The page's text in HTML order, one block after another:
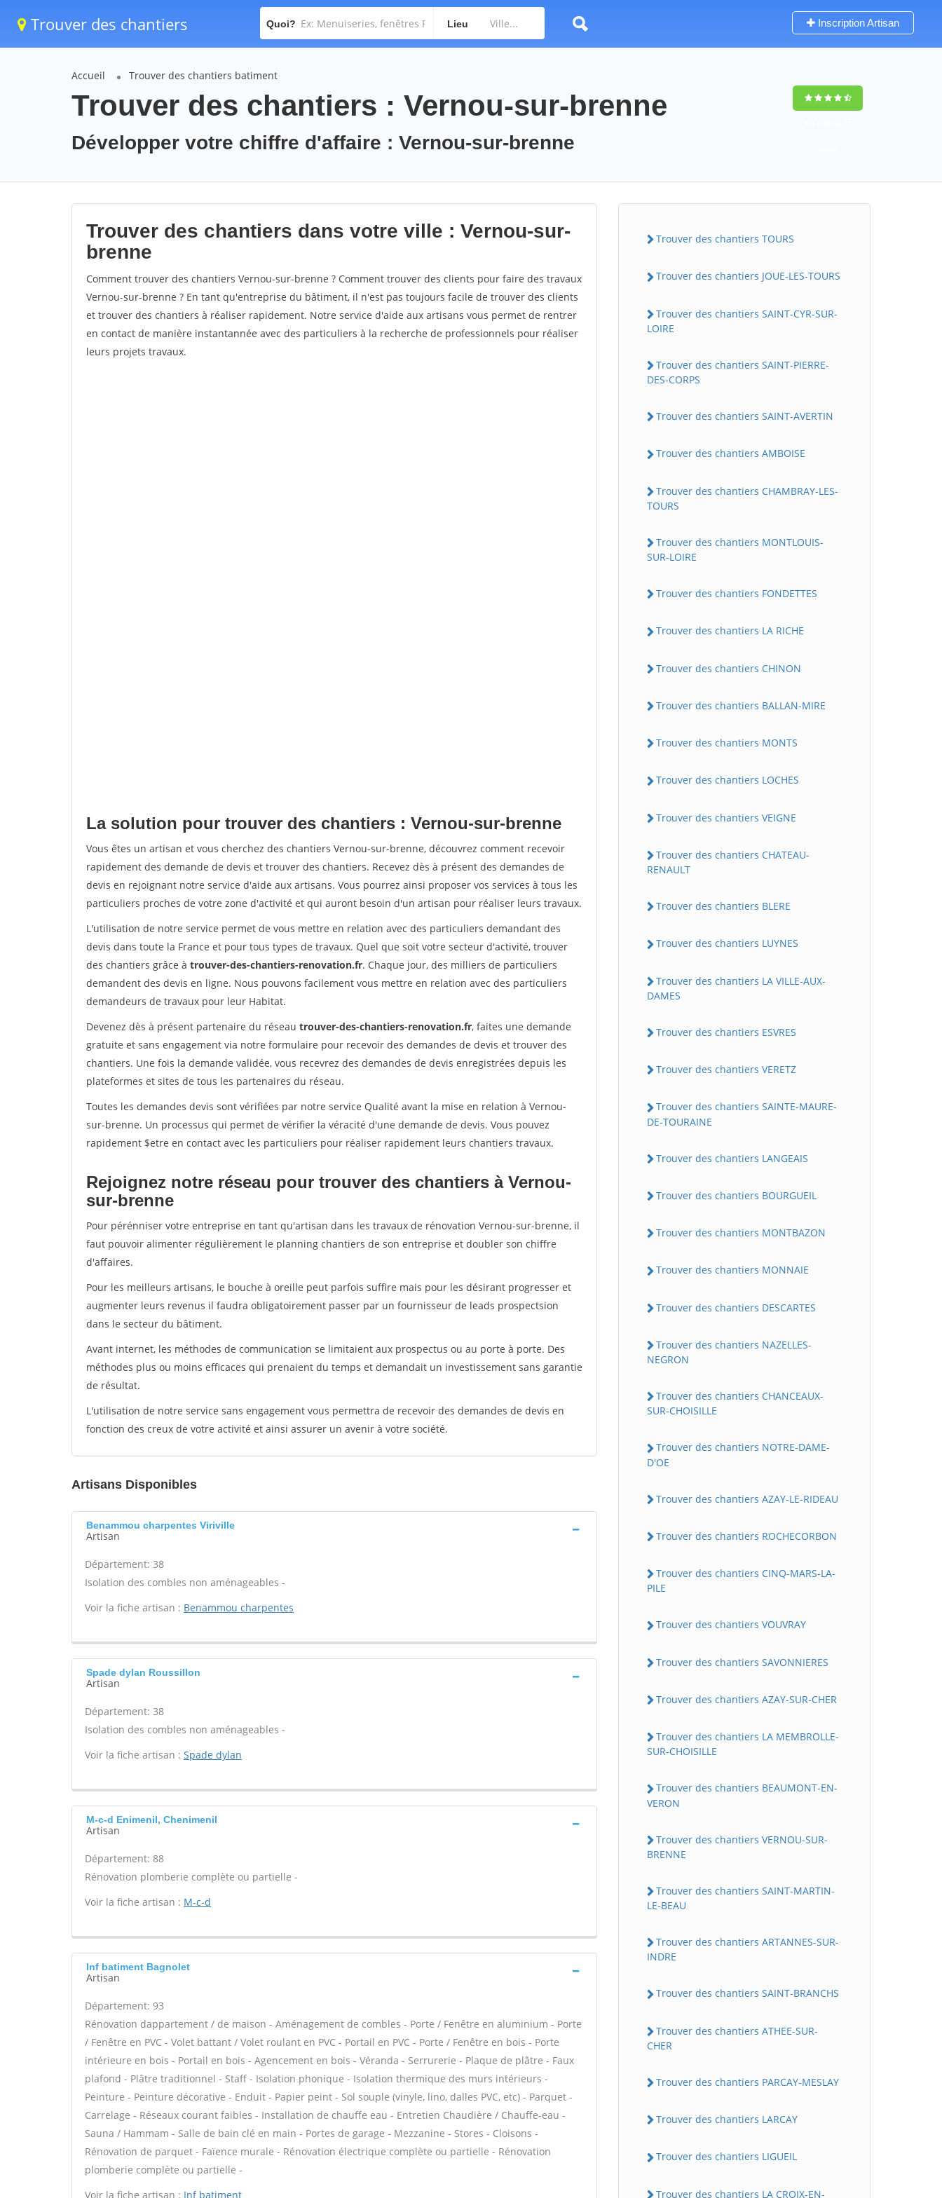
Trouver des chantiers Quoi? Lieu Inscription Artisan
Accueil Trouver des chantiers batiment
Trouver des chantiers : Vernou-sur-brenne
Développer votre chiffre d'affaire : Vernou-sur-brenne
Trouver des chantiers dans votre ville : Vernou-sur-
brenne
Comment trouver des chantiers Vernou-sur-brenne ? Comment trouver des clients pour faire des travaux
Vernou-sur-brenne ? En tant qu'entreprise du bâtiment, il n'est pas toujours facile de trouver des clients
et trouver des chantiers à réaliser rapidement. Notre service d'aide aux artisans vous permet de rentrer
en contact de manière instantannée avec des particuliers à la recherche de professionnels pour réaliser
leurs projets travaux.
La solution pour trouver des chantiers : Vernou-sur-brenne
Vous êtes un artisan et vous cherchez des chantiers Vernou-sur-brenne, découvrez comment recevoir
rapidement des demande de devis et trouver des chantiers. Recevez dès à présent des demandes de
devis en rejoignant notre service d'aide aux artisans. Vous pourrez ainsi proposer vos services à tous les
particuliers proches de votre zone d'activité et qui auront besoin d'un artisan pour réaliser leurs travaux.
L'utilisation de notre service permet de vous mettre en relation avec des particuliers demandant des
devis dans toute la France et pour tous types de travaux. Quel que soit votre secteur d'activité, trouver
des chantiers grâce à trouver-des-chantiers-renovation.fr. Chaque jour, des milliers de particuliers
demandent des devis en ligne. Nous pouvons facilement vous mettre en relation avec des particuliers
demandeurs de travaux pour leur Habitat.
Devenez dès à présent partenaire du réseau trouver-des-chantiers-renovation.fr, faites une demande
gratuite et sans engagement via notre formulaire pour recevoir des demandes de devis et trouver des
chantiers. Une fois la demande validée, vous recevrez des demandes de devis enregistrées depuis les
plateformes et sites de tous les partenaires du réseau.
Toutes les demandes devis sont vérifiées par notre service Qualité avant la mise en relation à Vernou-
sur-brenne. Un processus qui permet de vérifier la véracité d'une demande de devis. Vous pouvez
rapidement $etre en contact avec les particuliers pour réaliser rapidement leurs chantiers travaux.
Rejoignez notre réseau pour trouver des chantiers à Vernou-
sur-brenne
Pour pérénniser votre entreprise en tant qu'artisan dans les travaux de rénovation Vernou-sur-brenne, il
faut pouvoir alimenter régulièrement le planning chantiers de son entreprise et doubler son chiffre
d'affaires.
Pour les meilleurs artisans, le bouche à oreille peut parfois suffire mais pour les désirant progresser et
augmenter leurs revenus il faudra obligatoirement passer par un fournisseur de leads prospectsion
dans le secteur du bâtiment.
Avant internet, les méthodes de communication se limitaient aux prospectus ou au porte à porte. Des
méthodes plus ou moins efficaces qui prenaient du temps et demandait un investissement sans garantie
de résultat.
L'utilisation de notre service sans engagement vous permettra de recevoir des demandes de devis en
fonction des creux de votre activité et ainsi assurer un avenir à votre société.
Artisans Disponibles
Benammou charpentes Viriville
Artisan
Département: 38
Isolation des combles non aménageables -
Voir la fiche artisan : Benammou charpentes
Spade dylan Roussillon
Artisan
Département: 38
Isolation des combles non aménageables -
Voir la fiche artisan : Spade dylan
M-c-d Enimenil, Chenimenil
Artisan
Département: 88
Rénovation plomberie complète ou partielle -
Voir la fiche artisan : M-c-d
Inf batiment Bagnolet
Artisan
Département: 93
Rénovation dappartement / de maison - Aménagement de combles - Porte / Fenêtre en aluminium - Porte
/ Fenêtre en PVC - Volet battant / Volet roulant en PVC - Portail en PVC - Porte / Fenêtre en bois - Porte
intérieure en bois - Portail en bois - Agencement en bois - Véranda - Serrurerie - Plaque de plâtre - Faux
plafond - Plâtre traditionnel - Staff - Isolation phonique - Isolation thermique des murs intérieurs -
Peinture - Peinture décorative - Enduit - Papier peint - Sol souple (vinyle, lino, dalles PVC, etc) - Parquet -
Carrelage - Réseaux courant faibles - Installation de chauffe eau - Entretien Chaudière / Chauffe-eau -
Sauna / Hammam - Salle de bain clé en main - Portes de garage - Mezzanine - Stores - Cloisons -
Rénovation de parquet - Faïence murale - Rénovation électrique complète ou partielle - Rénovation
plomberie complète ou partielle -
Voir la fiche artisan : Inf batiment
Trouver des chantiers TOURS
Trouver des chantiers JOUE-LES-TOURS
Trouver des chantiers SAINT-CYR-SUR-
LOIRE
Trouver des chantiers SAINT-PIERRE-
DES-CORPS
Trouver des chantiers SAINT-AVERTIN
Trouver des chantiers AMBOISE
Trouver des chantiers CHAMBRAY-LES-
TOURS
Trouver des chantiers MONTLOUIS-
SUR-LOIRE
Trouver des chantiers FONDETTES
Trouver des chantiers LA RICHE
Trouver des chantiers CHINON
Trouver des chantiers BALLAN-MIRE
Trouver des chantiers MONTS
Trouver des chantiers LOCHES
Trouver des chantiers VEIGNE
Trouver des chantiers CHATEAU-
RENAULT
Trouver des chantiers BLERE
Trouver des chantiers LUYNES
Trouver des chantiers LA VILLE-AUX-
DAMES
Trouver des chantiers ESVRES
Trouver des chantiers VERETZ
Trouver des chantiers SAINTE-MAURE-
DE-TOURAINE
Trouver des chantiers LANGEAIS
Trouver des chantiers BOURGUEIL
Trouver des chantiers MONTBAZON
Trouver des chantiers MONNAIE
Trouver des chantiers DESCARTES
Trouver des chantiers NAZELLES-
NEGRON
Trouver des chantiers CHANCEAUX-
SUR-CHOISILLE
Trouver des chantiers NOTRE-DAME-
D'OE
Trouver des chantiers AZAY-LE-RIDEAU
Trouver des chantiers ROCHECORBON
Trouver des chantiers CINQ-MARS-LA-
PILE
Trouver des chantiers VOUVRAY
Trouver des chantiers SAVONNIERES
Trouver des chantiers AZAY-SUR-CHER
Trouver des chantiers LA MEMBROLLE-
SUR-CHOISILLE
Trouver des chantiers BEAUMONT-EN-
VERON
Trouver des chantiers VERNOU-SUR-
BRENNE
Trouver des chantiers SAINT-MARTIN-
LE-BEAU
Trouver des chantiers ARTANNES-SUR-
INDRE
Trouver des chantiers SAINT-BRANCHS
Trouver des chantiers ATHEE-SUR-
CHER
Trouver des chantiers PARCAY-MESLAY
Trouver des chantiers LARCAY
Trouver des chantiers LIGUEIL
Trouver des chantiers LA CROIX-EN-